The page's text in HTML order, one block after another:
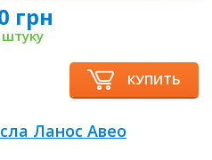
грн
КУПИТЬ
Ланос Авео